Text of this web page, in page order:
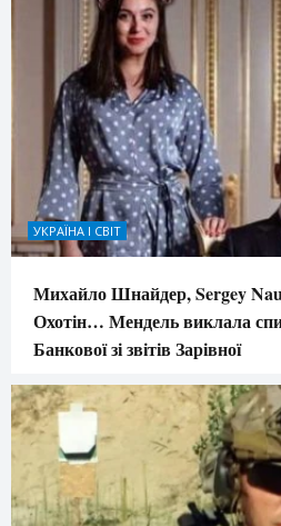
УКРАЇНА І СВІТ
Михайло Шнайдер, Sergey
Охотін… Мендель виклала
Банкової зі звітів Зарівної